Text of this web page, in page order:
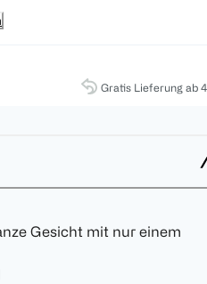
Gratis Lieferung ab
Gesicht mit nur einem